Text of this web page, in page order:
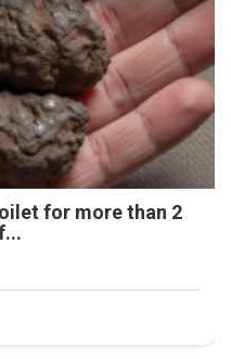
for more than 2